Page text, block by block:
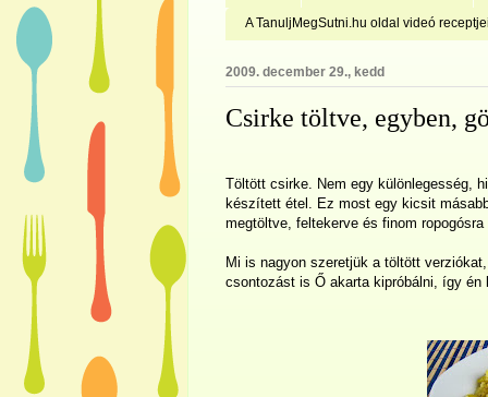
A TanuljMegSutni.hu oldal videó
2009. december 29., kedd
Csirke töltve, egyben,
Töltött csirke. Nem egy különlegesség,
készített étel. Ez most egy kicsit
megtöltve, feltekerve és finom
Mi is nagyon szeretjük a töltött
csontozást is Ő akarta kipróbálni, így én